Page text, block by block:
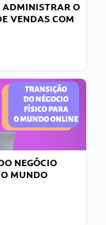
O
VENDAS COM
NEGÓCIO
MUNDO